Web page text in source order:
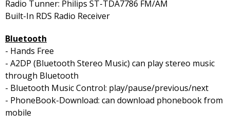
Radio Tunner: Philips ST-TDA7786 FM/AM
Built-In RDS Radio Receiver
Bluetooth
- Hands Free
- A2DP (Bluetooth Stereo Music) can play stereo music
through Bluetooth
- Bluetooth Music Control: play/pause/previous/next
- PhoneBook-Download: can download phonebook from
mobile